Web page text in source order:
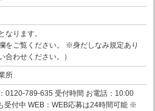
なります。
をご覧ください。 ※身だしなみ規定あり
合わせください。）
所
0120-789-635 受付時間 お電話：10:00
受付中 WEB：WEB応募は24時間可能 ※